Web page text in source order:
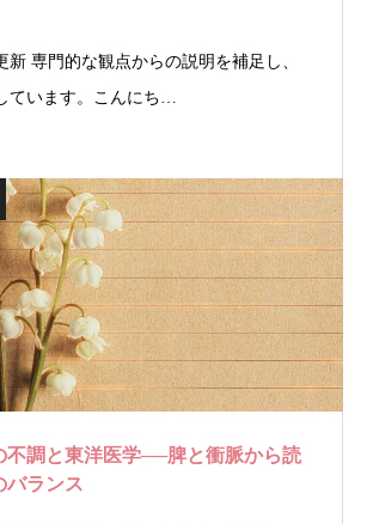
新 専門的な観点からの説明を補足し、
ています。こんにち…
不調と東洋医学──脾と衝脈から読
バランス